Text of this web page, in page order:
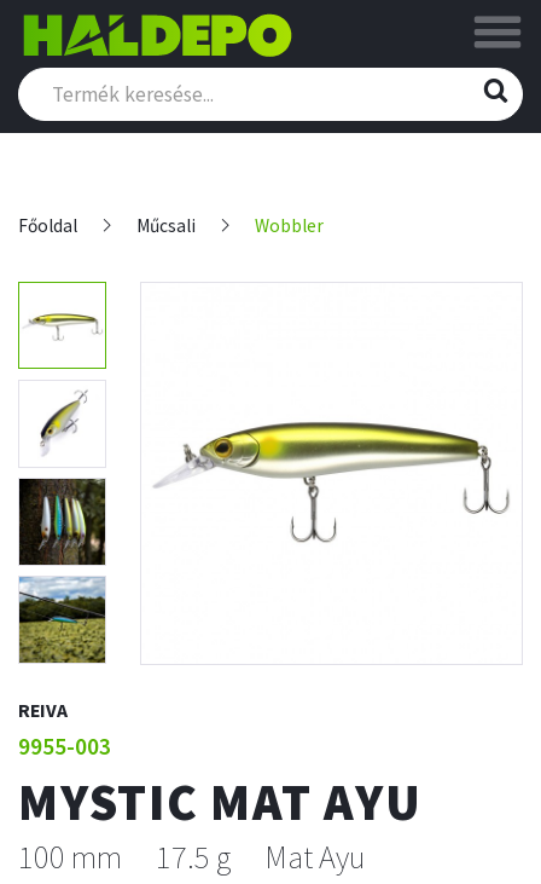
Főoldal Műcsali Wobbler
REIVA
9955-003
MYSTIC MAT AYU
100 mm 17.5 g Mat Ayu